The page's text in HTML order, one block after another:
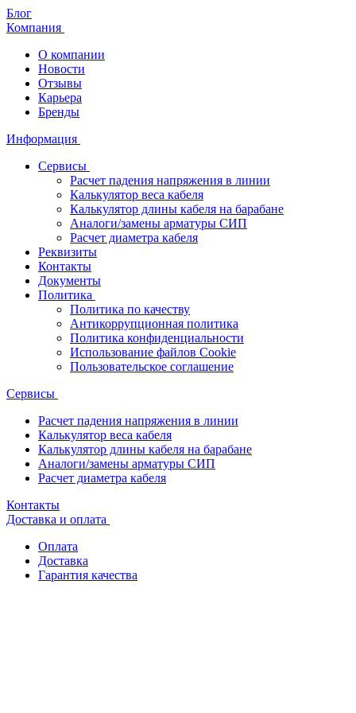
Блог
Компания
О компании
Новости
Отзывы
Карьера
Бренды
Информация
Сервисы
Расчет падения напряжения в линии
Калькулятор веса кабеля
Калькулятор длины кабеля на барабане
Аналоги/замены арматуры СИП
Расчет диаметра кабеля
Реквизиты
Контакты
Документы
Политика
Политика по качеству
Антикоррупционная политика
Политика конфиденциальности
Использование файлов Cookie
Пользовательское соглашение
Сервисы
Расчет падения напряжения в линии
Калькулятор веса кабеля
Калькулятор длины кабеля на барабане
Аналоги/замены арматуры СИП
Расчет диаметра кабеля
Контакты
Доставка и оплата
Оплата
Доставка
Гарантия качества